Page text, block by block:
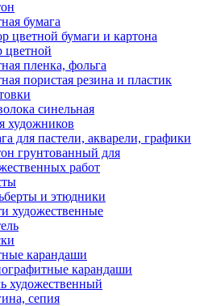
бумага
цветной бумаги и картона
цветной
пленка, фольга
пористая резина и пластик
синельная
художников
для пастели, акварели, графики
грунтованный для
работ
и этюдники
художественные
карандаши
карандаши
художественный
сепия